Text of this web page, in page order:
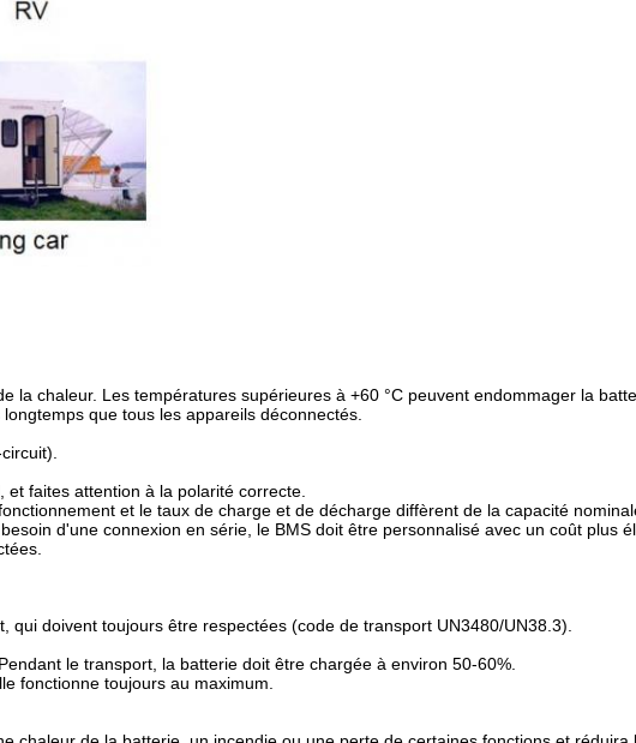
chaleur. Les températures supérieures à +60 °C peuvent endommager la
que tous les appareils déconnectés.
faites attention à la polarité correcte.
et le taux de charge et de décharge diffèrent de la capacité
d'une connexion en série, le BMS doit être personnalisé avec un coût plus
doivent toujours être respectées (code de transport UN3480/UN38.3).
le transport, la batterie doit être chargée à environ 50-60%.
fonctionne toujours au maximum.